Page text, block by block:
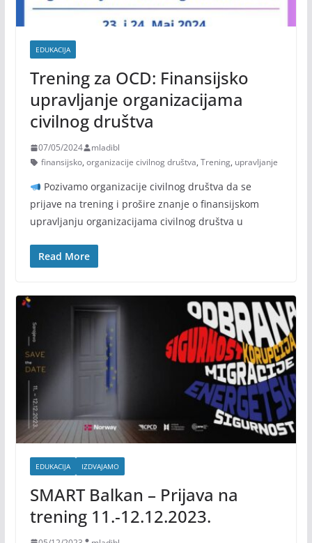
EDUKACIJA
Trening za OCD: Finansijsko
upravljanje organizacijama
civilnog društva
07/05/2024
mladibl
finansijsko, organizacije civilnog društva, Trening, upravljanje
Pozivamo organizacije civilnog društva da se
prijave na trening i prošire znanje o finansijskom
upravljanju organizacijama civilnog društva u
Read More
EDUKACIJA IZDVAJAMO
SMART Balkan – Prijava na
trening 11.-12.12.2023.